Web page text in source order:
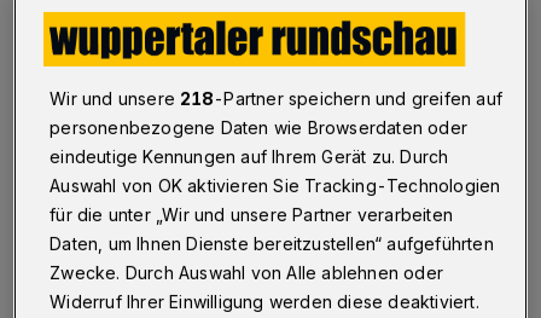
Wuppertal ·Der Wuppertaler FDP-Abgeordnete
Marcel Hafke freut sich, dass der Landtag von
Nordrhein-Westfalen das Landeskinderschutzgesetz
beschlossen hat.
07.04.2022 , 08:00 Uhr Eine Minute Lesezeit
Wir und unsere 218-Partner speichern und greifen auf
personenbezogene Daten wie Browserdaten oder
eindeutige Kennungen auf Ihrem Gerät zu. Durch
Auswahl von OK aktivieren Sie Tracking-Technologien
für die unter „Wir und unsere Partner verarbeiten
Daten, um Ihnen Dienste bereitzustellen“ aufgeführten
Zwecke. Durch Auswahl von Alle ablehnen oder
Widerruf Ihrer Einwilligung werden diese deaktiviert.